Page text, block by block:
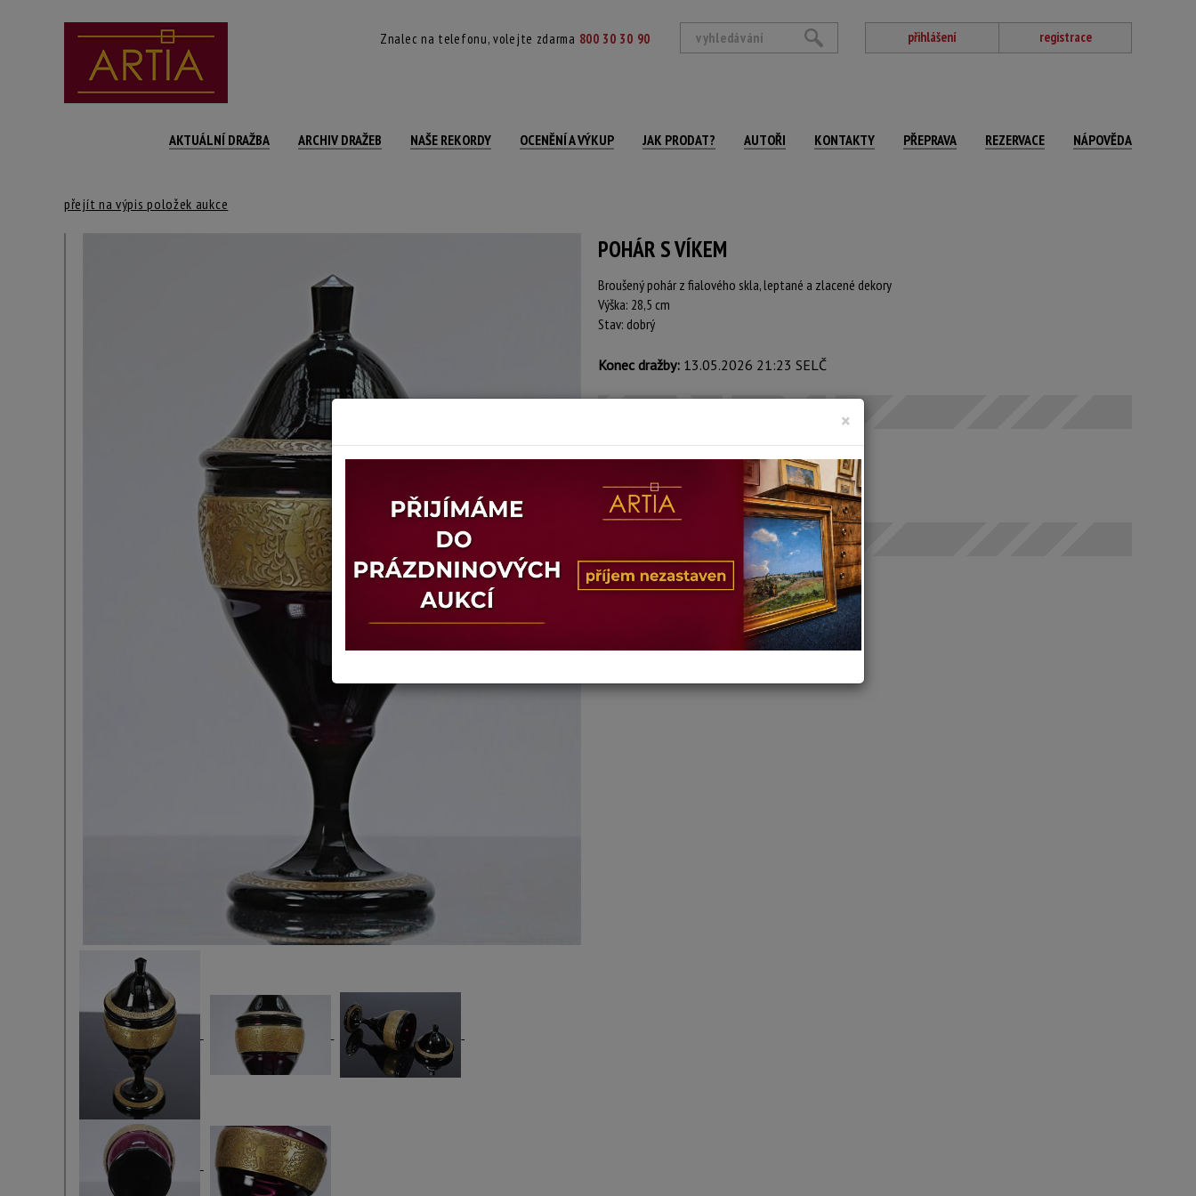
Znalec na telefonu, volejte zdarma 800 30 30 90 přihlášení registrace
AKTUÁLNÍ DRAŽBA ARCHIV DRAŽEB NAŠE REKORDY OCENĚNÍ A VÝKUP JAK PRODAT? AUTOŘI KONTAKTY PŘEPRAVA REZERVACE NÁPOVĚDA
přejít na výpis položek aukce
POHÁR S VÍKEM
Broušený pohár z fialového skla, leptané a zlacené dekory
Výška: 28,5 cm
Stav: dobrý
Konec dražby: 13.05.2026 21:23 SELČ
Dosažená cena:neprodáno
Vyvolávací cena: 4 000 Kč
Pro účast v aukci se stačí přihlásit
nebo Registrovat
×